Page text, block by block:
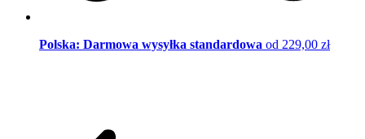
Polska: Darmowa wysyłka standardowa od 229,00 zł